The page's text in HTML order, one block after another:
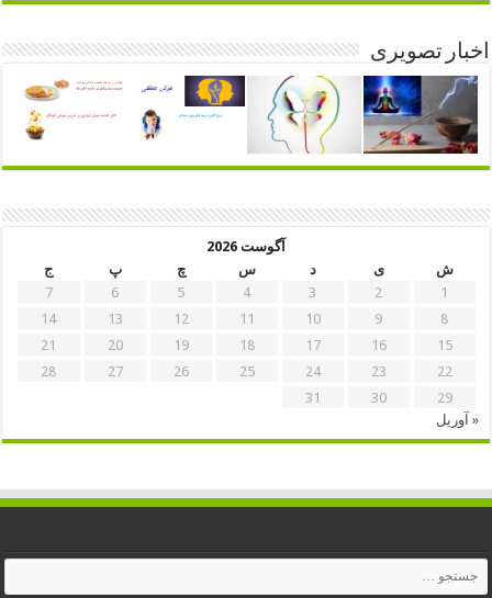
اخبار تصویری
آگوست 2026
ش
ی د س چ پ
ج
1
2
3
4
5
6
7
8
9
10
11
12
13
14
15
16
17
18
19
20
21
22
23
24
25
26
27
28
29
30
31
« آوریل